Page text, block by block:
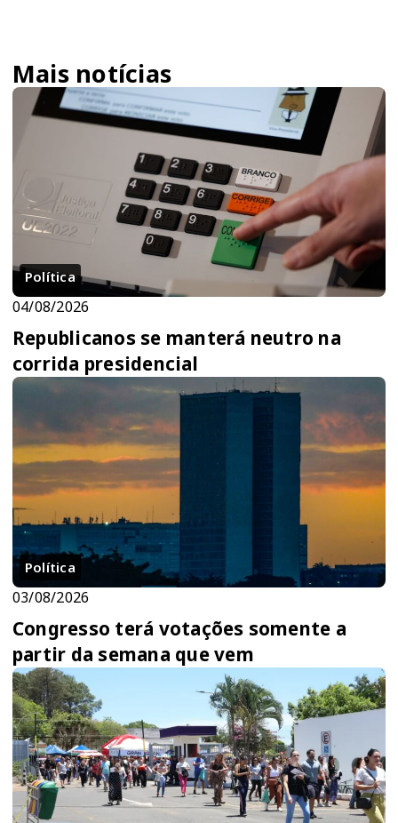
Mais notícias
Política
04/08/2026
Republicanos se manterá neutro na
corrida presidencial
Política
03/08/2026
Congresso terá votações somente a
partir da semana que vem